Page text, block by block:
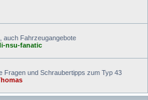
auch Fahrzeugangebote
nsu-fanatic
Fragen und Schraubertipps zum Typ 43